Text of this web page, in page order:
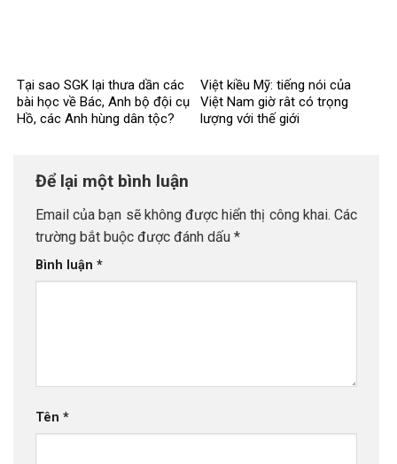
Tại sao SGK lại thưa dần các
bài học về Bác, Anh bộ đội cụ
Hồ, các Anh hùng dân tộc?
Việt kiều Mỹ: tiếng nói của
Việt Nam giờ rât có trọng
lượng với thế giới
Để lại một bình luận
Email của bạn sẽ không được hiển thị công khai. Các
trường bắt buộc được đánh dấu *
Bình luận *
Tên *